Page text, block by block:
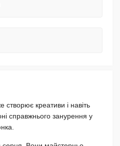
створює креативи і навіть
справжнього занурення у